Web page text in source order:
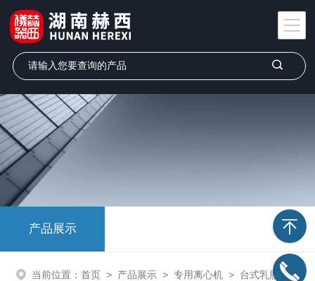
产品展示
当前位置： 首页 > 产品展示 > 专用离心机 > 台式乳脂离心机